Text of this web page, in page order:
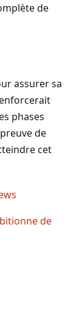
de
assurer sa
phases
de
cet
de